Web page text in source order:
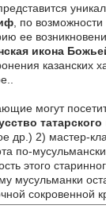
, по
ее
икона
казанских
могут
др.) 2) мастер-
по-
этого
мусульманки
сокровенной